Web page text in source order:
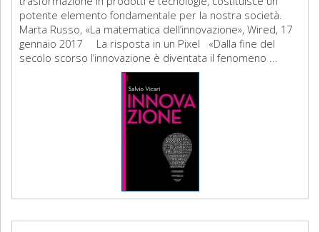
potente elemento fondamentale per la nostra società.
Marta Russo, «La matematica dell’innovazione», Wired, 17
gennaio 2017 La risposta in un Pixel «Dalla fine del
secolo scorso l’innovazione è diventata il fenomeno ...